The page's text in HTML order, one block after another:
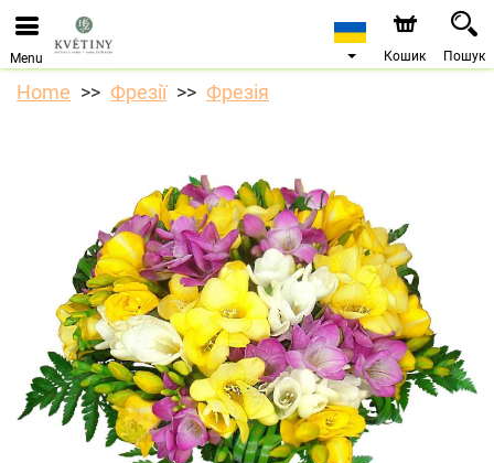
Ми приймаємо замовлення через наш інтернет-
магазин. Найближча можлива дата доставки —
10.08.2026 у зв’язку з відпусткою.
Menu Кошик Пошук
Home Фрезії Фрезія